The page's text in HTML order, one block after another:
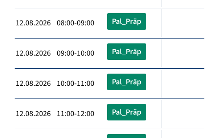
12.08.2026 08:00-09:00 Pal_Präp
12.08.2026 09:00-10:00 Pal_Präp
12.08.2026 10:00-11:00 Pal_Präp
12.08.2026 11:00-12:00 Pal_Präp